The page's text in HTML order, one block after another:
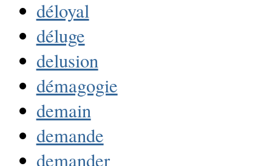
déloyal
déluge
delusion
démagogie
demain
demande
demander